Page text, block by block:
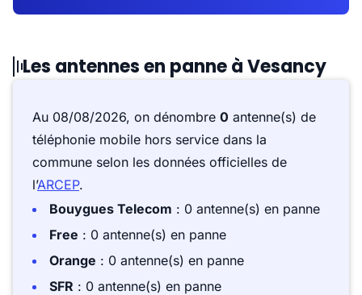
Les antennes en panne à Vesancy
Au 08/08/2026, on dénombre 0 antenne(s) de
téléphonie mobile hors service dans la
commune selon les données officielles de
l’ARCEP.
Bouygues Telecom : 0 antenne(s) en panne
Free : 0 antenne(s) en panne
Orange : 0 antenne(s) en panne
SFR : 0 antenne(s) en panne